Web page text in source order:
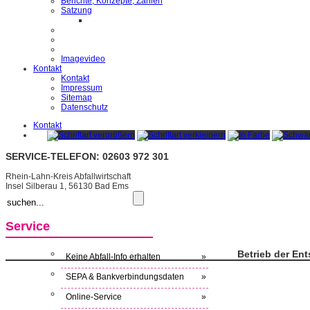
Satzung
Imagevideo
Kontakt
Kontakt
Impressum
Sitemap
Datenschutz
Kontakt
SERVICE-TELEFON: 02603 972 301
Rhein-Lahn-Kreis Abfallwirtschaft
Insel Silberau 1, 56130 Bad Ems
Service
Keine Abfall-Info erhalten »
SEPA & Bankverbindungsdaten »
Online-Service »
Betrieb der